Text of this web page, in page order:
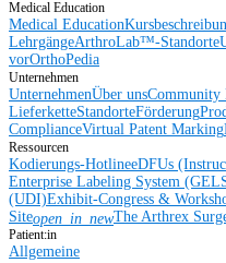
Medical Education
Medical Education
LehrgängeArthroLab™-Standorte
vorOrthoPedia
Unternehmen
UnternehmenÜber unsCommunity
LieferketteStandorteFörderung
ComplianceVirtual Patent Marking
Ressourcen
Kodierungs-HotlineeDFUs
Enterprise Labeling System
(UDI)Exhibit-Congress &
Siteopen_in_newThe Arthrex
Patient:in
Allgemeine